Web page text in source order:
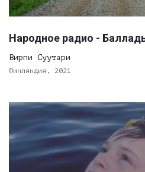
Народное радио -
Вирпи Суутари
Финляндия, 2021